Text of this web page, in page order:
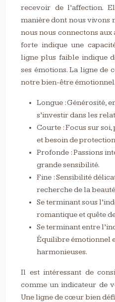
recevoir de l’affection.
manière dont nous vivons
nous nous connectons
forte indique une
ligne plus faible indique
ses émotions. La ligne de
notre bien-être émotionnel.
Longue : Générosité,
s’investir dans les
Courte : Focus sur
et besoin de
Profonde : Passions
grande sensibilité.
Fine : Sensibilité
recherche de la
Se terminant sous
romantique et quête
Se terminant entre
Équilibre émotionnel
harmonieuses.
Il est intéressant de
comme un indicateur de
Une ligne de cœur bien